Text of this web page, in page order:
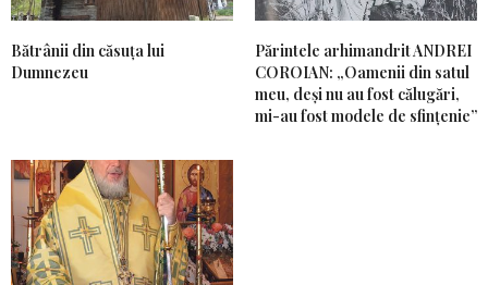
Bătrânii din căsuța lui
Dumnezeu
Părintele arhimandrit ANDREI
COROIAN: „Oamenii din satul
meu, deși nu au fost călugări,
mi-au fost modele de sfințenie”